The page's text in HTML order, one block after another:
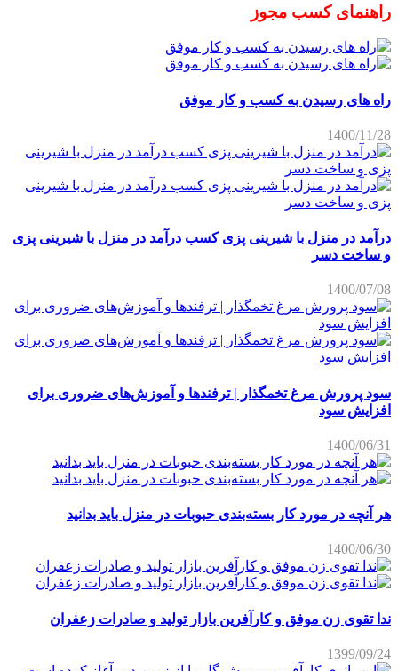
راهنمای کسب مجوز
راه های رسیدن به کسب و کار موفق
1400/11/28
درآمد در منزل با شیرینی پزی کسب درآمد در منزل با شیرینی پزی
و ساخت دسر
1400/07/08
سود پرورش مرغ تخمگذار | ترفندها و آموزش‌های ضروری برای
افزایش سود
1400/06/31
هر آنچه در مورد کار بسته‌بندی حبوبات در منزل باید بدانید
1400/06/30
ندا تقوی زن موفق و کارآفرین بازار تولید و صادرات زعفران
1399/09/24